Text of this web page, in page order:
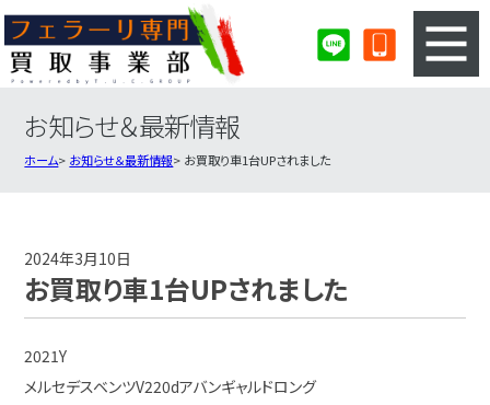
3ステップのカンタン査定
フェラーリ買取実績
お知らせ＆最新情報
ホーム お知らせ＆最新情報 お買取り車1台UPされました
2024年3月10日
お買取り車1台UPされました
2021Y
メルセデスベンツV220dアバンギャルドロング